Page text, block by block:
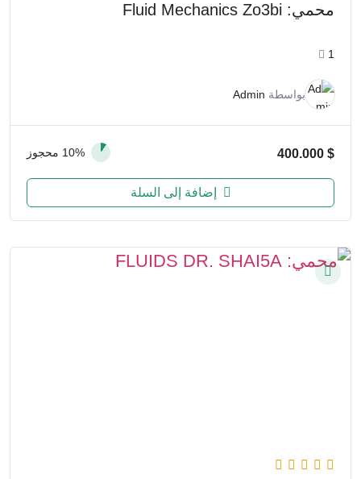
محمي: Fluid Mechanics Zo3bi
1
بواسطة Admin
400.000 $ 10% محجوز
إضافة إلى السلة